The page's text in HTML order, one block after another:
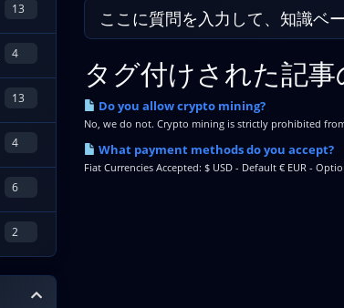
13
4
13
4
6
2
タグ付けされた記
Do you allow crypto mining?
No, we do not. Crypto mining is strictly prohibited
What payment methods do you accept?
Fiat Currencies Accepted: $ USD - Default € EUR -